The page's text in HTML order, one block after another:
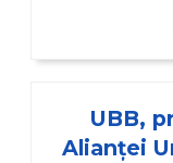
UBB,
Alianței